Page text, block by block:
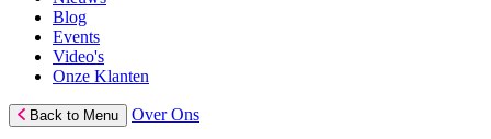
Blog
Events
Video's
Onze Klanten
Back to Menu Over Ons